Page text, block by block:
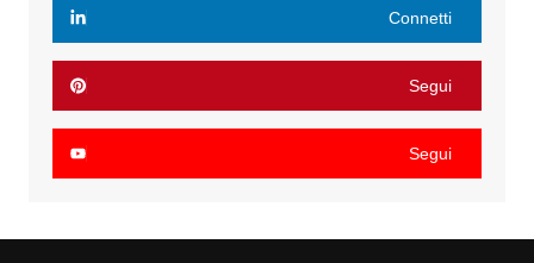
Connetti
Segui
Segui